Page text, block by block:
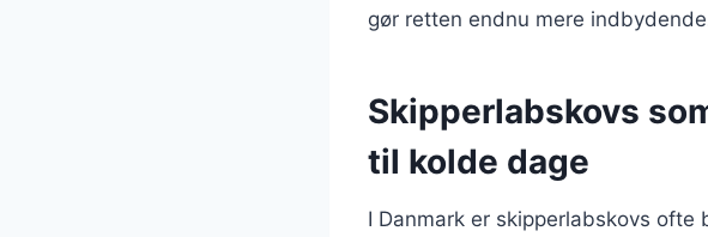
gør retten endnu mere
Skipperlabskovs
til kolde dage
I Danmark er skipperlabskovs